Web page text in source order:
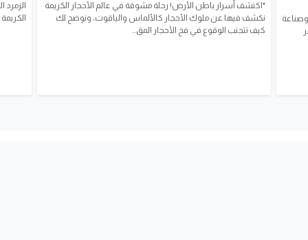
وصناعة
​"اكتشف أسرار باطن الأرض! رحلة مشوقة في عالم الأحجار الكريمة
نكشف فيها عن ملوك الأحجار كالألماس والياقوت، ونوضح لك
كيف تتجنب الوقوع في فخ الأحجار المق...